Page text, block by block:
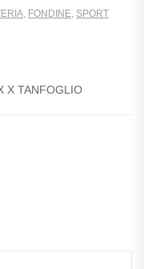
, FONDINE, SPORT
X TANFOGLIO